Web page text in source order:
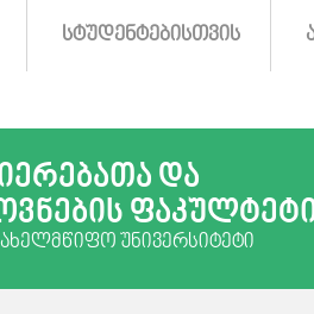
ᲡᲢᲣᲓᲔᲜᲢᲔᲑᲘᲡᲗᲕᲘᲡ
ᲓᲐ
ᲣᲜᲘᲕᲔᲠᲡᲘᲢᲔᲢᲘ